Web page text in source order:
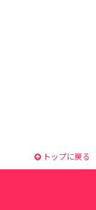
トップに戻る